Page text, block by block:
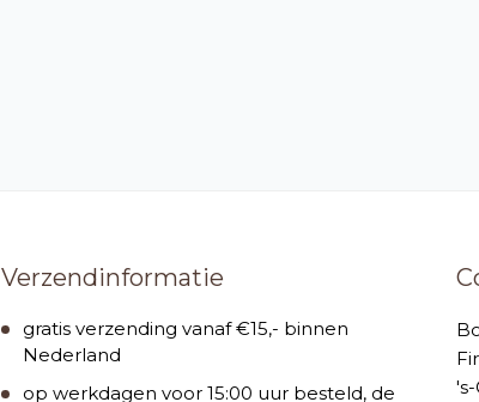
Verzendinformatie
gratis verzending vanaf €15,- binnen
Nederland
op werkdagen voor 15:00 uur besteld, de